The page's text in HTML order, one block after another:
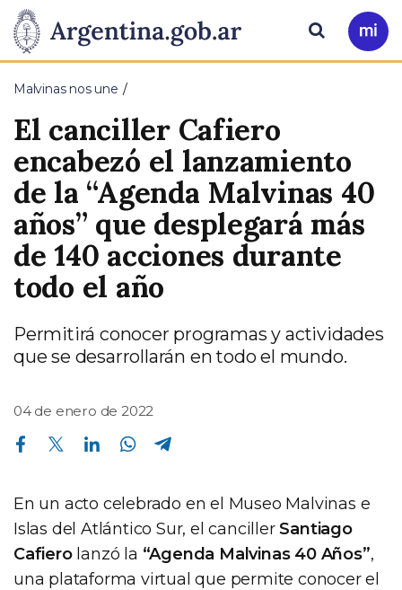
Presidencia
de
la
Nación
Pasar al contenido principal
Ir
a
Buscar
Malvinas nos une
El canciller Cafiero
encabezó el lanzamiento
de la “Agenda Malvinas 40
años” que desplegará más
de 140 acciones durante
todo el año
Permitirá conocer programas y actividades
que se desarrollarán en todo el mundo.
04 de enero de 2022
Compartir en Facebook Compartir en Twitter Compartir en Linkedin Compartir en Whatsapp
En un acto celebrado en el Museo Malvinas e
Islas del Atlántico Sur, el cancillerSantiago
Cafierolanzó la “Agenda Malvinas 40 Años”,
una plataforma virtual que permite conocer el